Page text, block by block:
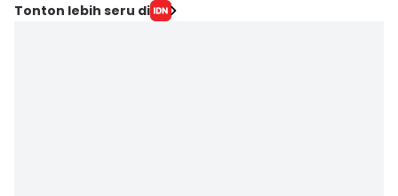
Tonton lebih seru di